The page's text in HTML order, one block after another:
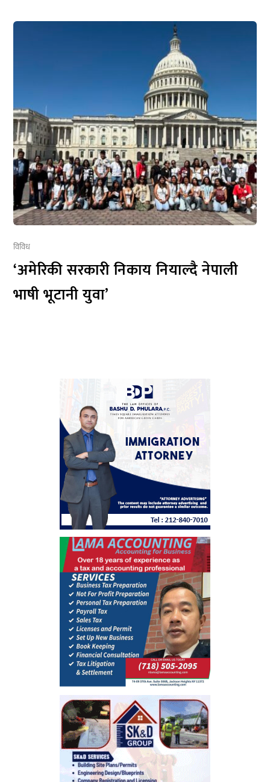
विविध
‘अमेरिकी सरकारी निकाय नियाल्दै नेपाली
भाषी भूटानी युवा’